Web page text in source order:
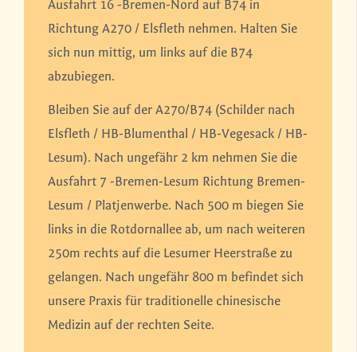
Ausfahrt 16 -Bremen-Nord auf B74 in
Richtung A270 / Elsfleth nehmen. Halten Sie
sich nun mittig, um links auf die B74
abzubiegen.
Bleiben Sie auf der A270/B74 (Schilder nach
Elsfleth / HB-Blumenthal / HB-Vegesack / HB-
Lesum). Nach ungefähr 2 km nehmen Sie die
Ausfahrt 7 -Bremen-Lesum Richtung Bremen-
Lesum / Platjenwerbe. Nach 500 m biegen Sie
links in die Rotdornallee ab, um nach weiteren
250m rechts auf die Lesumer Heerstraße zu
gelangen. Nach ungefähr 800 m befindet sich
unsere Praxis für traditionelle chinesische
Medizin auf der rechten Seite.